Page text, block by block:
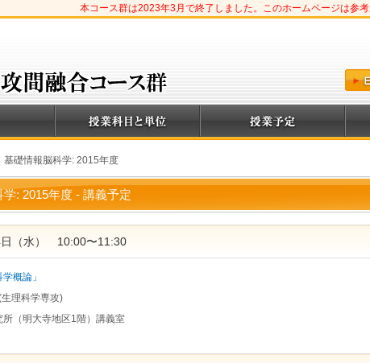
本コース群は2023年3月で終了しました。このホームページは参考
基礎情報脳科学: 2015年度
: 2015年度 - 講義予定
日（水） 10:00〜11:30
学概論」
理科学専攻)
所（明大寺地区1階）講義室